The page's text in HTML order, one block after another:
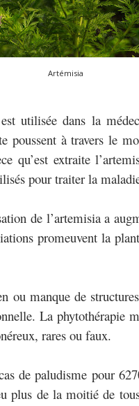
Artémisia
utilisée dans la
poussent à travers le
qu’est extraite
pour traiter la
de l’artemisia a
promeuvent la
ou manque de
La phytothérapie
rares ou faux.
de paludisme pour
plus de la moitié de